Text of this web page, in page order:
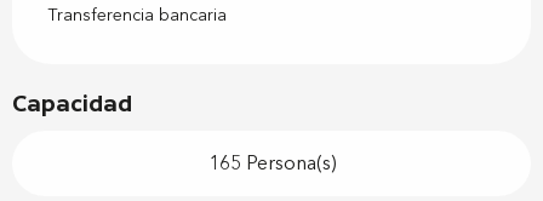
Transferencia bancaria
Capacidad
165 Persona(s)